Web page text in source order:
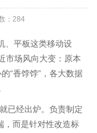
：284
、平板这类移动设
市场风向大变：原本
“香饽饽”，各大数据
已经出炉。负责制定
，而是针对性改造标